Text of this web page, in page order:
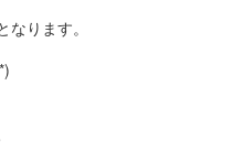
ります。